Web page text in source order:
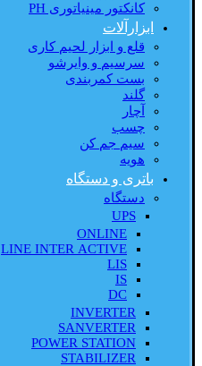
کانکتور مینیاتوری PH
ابزارآلات
قلع و ابزار لحیم کاری
سرسیم و وایرشو
بست کمربندی
گلند
آچار
چسب
سیم جم کن
هویه
باتری و دستگاه
دستگاه
UPS
ONLINE
LINE INTER ACTIVE
LIS
IS
DC
INVERTER
SANVERTER
POWER STATION
STABILIZER